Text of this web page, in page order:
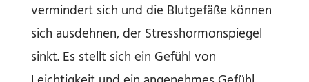
vermindert sich und die Blutgefäße können
sich ausdehnen, der Stresshormonspiegel
sinkt. Es stellt sich ein Gefühl von